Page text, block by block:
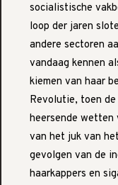
socialistische
loop der jaren
andere sectoren
vandaag kennen
kiemen van haar
Revolutie, toen
heersende wetten
van het juk van
gevolgen van de
haarkappers en